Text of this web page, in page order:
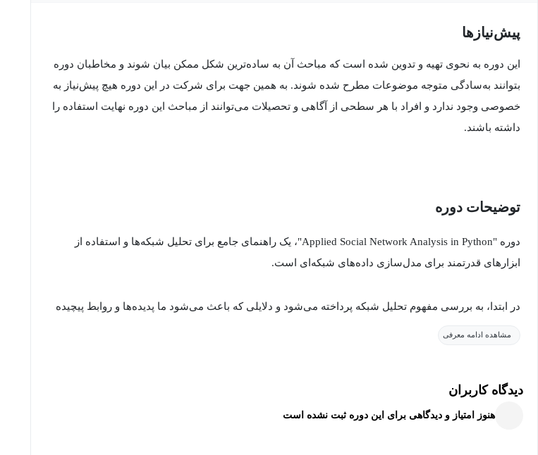
پیش‌نیاز‌ها
این دوره به نحوی تهیه و تدوین شده است که مباحث آن به ساده‌ترین شکل ممکن بیان شوند و مخاطبان دوره
بتوانند به‌سادگی متوجه موضوعات مطرح شده شوند. به همین جهت برای شرکت در این دوره هیچ پیش‌نیاز به
خصوصی وجود ندارد و افراد با هر سطحی از آگاهی و تحصیلات می‌توانند از مباحث این دوره نهایت استفاده را
داشته باشند.
توضیحات دوره
دوره "Applied Social Network Analysis in Python"، یک راهنمای جامع برای تحلیل شبکه‌ها و استفاده از
ابزارهای قدرتمند برای مدل‌سازی داده‌های شبکه‌ای است.
در ابتدا، به بررسی مفهوم تحلیل شبکه پرداخته می‌شود و دلایلی که باعث می‌شود ما پدیده‌ها و روابط پیچیده
هفته دوم به بررسی اتصال شبکه‌ها و استحکام آن‌ها اختصاص دارد. این بخش به تحلیل چگونگی ارتباط و
مشاهده ادامه معرفی
دیدگاه کاربران
هنوز امتیاز و دیدگاهی برای این دوره ثبت نشده است